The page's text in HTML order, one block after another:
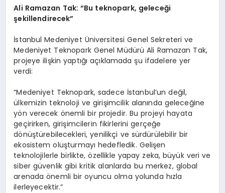
Ali Ramazan Tak:“Bu teknopark, geleceği
şekillendirecek”
İstanbul Medeniyet Üniversitesi Genel Sekreteri ve
Medeniyet Teknopark Genel Müdürü Ali Ramazan Tak,
projeye ilişkin yaptığı açıklamada şu ifadelere yer
verdi:
“Medeniyet Teknopark, sadece İstanbul’un değil,
ülkemizin teknoloji ve girişimcilik alanında geleceğine
yön verecek önemli bir projedir. Bu projeyi hayata
geçirirken, girişimcilerin fikirlerini gerçeğe
dönüştürebilecekleri, yenilikçi ve sürdürülebilir bir
ekosistem oluşturmayı hedefledik. Gelişen
teknolojilerle birlikte, özellikle yapay zeka, büyük veri ve
siber güvenlik gibi kritik alanlarda bu merkez, global
arenada önemli bir oyuncu olma yolunda hızla
ilerleyecektir.”